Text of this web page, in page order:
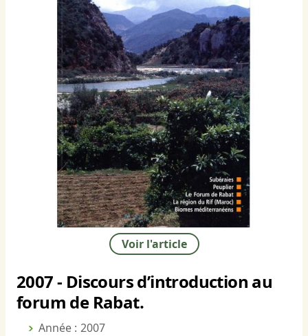
Voir l'article
2007 - Discours d’introduction au
forum de Rabat.
Année : 2007